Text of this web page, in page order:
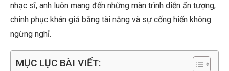
nhạc sĩ, anh luôn mang đến những màn trình diễn ấn tượng,
chinh phục khán giả bằng tài năng và sự cống hiến không
ngừng nghỉ.
MỤC LỤC BÀI VIẾT: